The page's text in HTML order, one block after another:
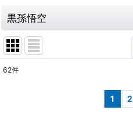
黒孫悟空
62件
1 2